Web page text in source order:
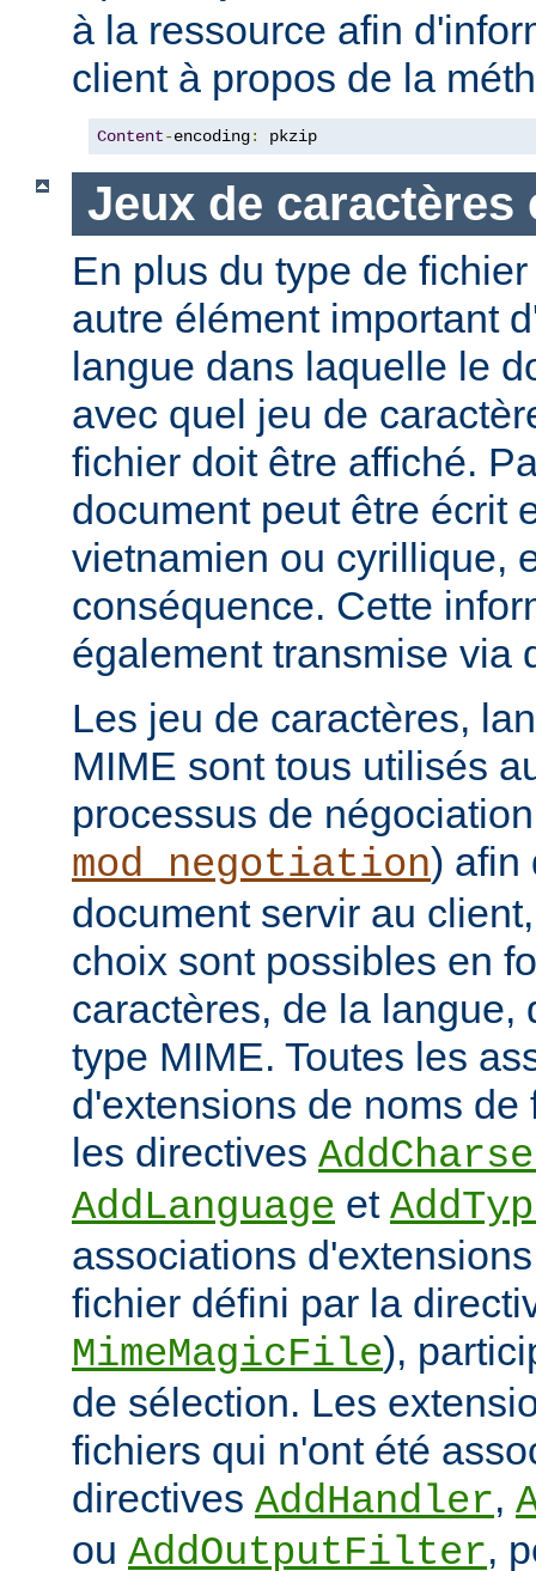
à la ressource afin
client à propos de la
Content-encoding: pkzip
Jeux de caractères
En plus du type de
autre élément important
langue dans laquelle le
avec quel jeu de
fichier doit être affiché.
document peut être écrit
vietnamien ou cyrillique,
conséquence. Cette
également transmise via
Les jeu de caractères,
MIME sont tous utilisés
processus de
mod_negotiation) afin
document servir au
choix sont possibles en
caractères, de la langue,
type MIME. Toutes les
d'extensions de noms
les directives
AddLanguage et
associations
fichier défini par la
MimeMagicFile),
de sélection. Les
fichiers qui n'ont été
directives AddHandler,
ou AddOutputFilter,